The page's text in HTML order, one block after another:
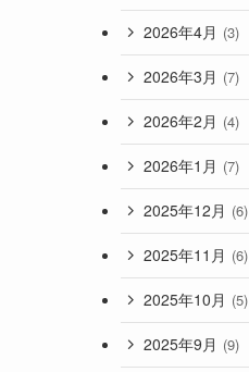
2026年4月 (3)
2026年3月 (7)
2026年2月 (4)
2026年1月 (7)
2025年12月 (6)
2025年11月 (6)
2025年10月 (5)
2025年9月 (9)